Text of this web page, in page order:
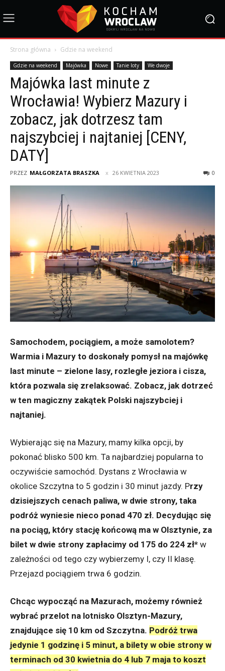
Strona główna Gdzie na weekend
Gdzie na weekend Majówka Nowe Tanie loty We dwoje
Majówka last minute z
Wrocławia! Wybierz Mazury i
zobacz, jak dotrzesz tam
najszybciej i najtaniej [CENY,
DATY]
PRZEZ MAŁGORZATA BRASZKA 26 KWIETNIA 2023 0
Samochodem, pociągiem, a może samolotem?
Warmia i Mazury to doskonały pomysł na majówkę
last minute – zielone lasy, rozległe jeziora i cisza,
która pozwala się zrelaksować. Zobacz, jak dotrzeć
w ten magiczny zakątek Polski najszybciej i
najtaniej.
Wybierając się na Mazury, mamy kilka opcji, by
pokonać blisko 500 km. Ta najbardziej popularna to
oczywiście samochód. Dystans z Wrocławia w
okolice Szczytna to 5 godzin i 30 minut jazdy. Przy
dzisiejszych cenach paliwa, w dwie strony, taka
podróż wyniesie nieco ponad 470 zł. Decydując się
na pociąg, który stację końcową ma w Olsztynie, za
bilet w dwie strony zapłacimy od 175 do 224 zł* w
zależności od tego czy wybierzemy I, czy II klasę.
Przejazd pociągiem trwa 6 godzin.
Chcąc wypocząć na Mazurach, możemy również
wybrać przelot na lotnisko Olsztyn-Mazury,
znajdujące się 10 km od Szczytna. Podróż trwa
jedynie 1 godzinę i 5 minut, a bilety w obie strony w
terminach od 30 kwietnia do 4 lub 7 maja to koszt